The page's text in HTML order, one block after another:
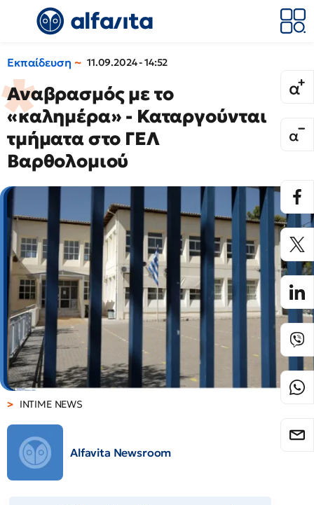
Εκπαίδευση 11.09.2024 - 14:52
Αναβρασμός με το
«καλημέρα» - Καταργούνται
τμήματα στο ΓΕΛ
Βαρθολομιού
INTIME NEWS
Alfavita Newsroom